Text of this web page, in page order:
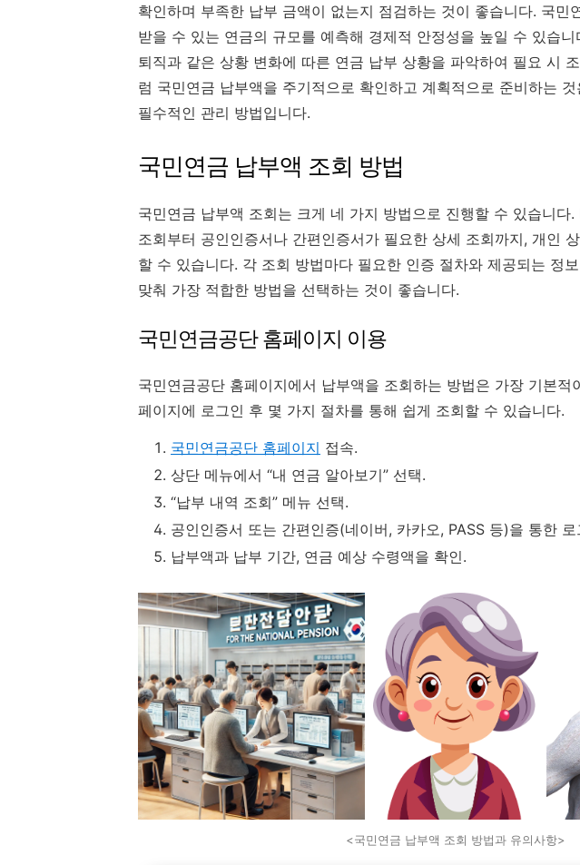
확인하며 부족한 납부 금액이 없는지 점검하는 것이 좋습니다. 국민
받을 수 있는 연금의 규모를 예측해 경제적 안정성을 높일 수 있습니
퇴직과 같은 상황 변화에 따른 연금 납부 상황을 파악하여 필요 시
럼 국민연금 납부액을 주기적으로 확인하고 계획적으로 준비하는
필수적인 관리 방법입니다.
국민연금 납부액 조회 방법
국민연금 납부액 조회는 크게 네 가지 방법으로 진행할 수 있습니다
조회부터 공인인증서나 간편인증서가 필요한 상세 조회까지, 개인
할 수 있습니다. 각 조회 방법마다 필요한 인증 절차와 제공되는 정
맞춰 가장 적합한 방법을 선택하는 것이 좋습니다.
국민연금공단 홈페이지 이용
국민연금공단 홈페이지에서 납부액을 조회하는 방법은 가장 기본적
페이지에 로그인 후 몇 가지 절차를 통해 쉽게 조회할 수 있습니다.
국민연금공단 홈페이지 접속.
상단 메뉴에서 “내 연금 알아보기” 선택.
“납부 내역 조회” 메뉴 선택.
공인인증서 또는 간편인증(네이버, 카카오, PASS 등)을 통한 로
납부액과 납부 기간, 연금 예상 수령액을 확인.
<국민연금 납부액 조회 방법과 유의사항>